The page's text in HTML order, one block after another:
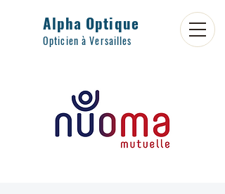
Alpha Optique
Opticien à Versailles